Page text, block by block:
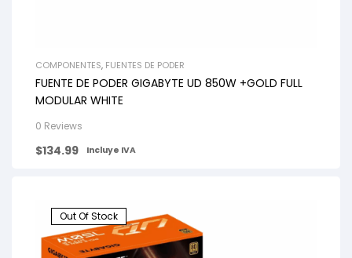
COMPONENTES, FUENTES DE PODER
FUENTE DE PODER GIGABYTE UD 850W +GOLD FULL
MODULAR WHITE
0 Reviews
$134.99 Incluye IVA
Out Of Stock